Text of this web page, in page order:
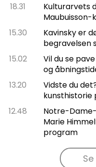
18.31
Kulturarvets
15.30
Kavinsky er
begravelsen
15.02
Vil du se
og
13.20
Vidste du
kunsthistorie
12.48
Notre-
Marie
program